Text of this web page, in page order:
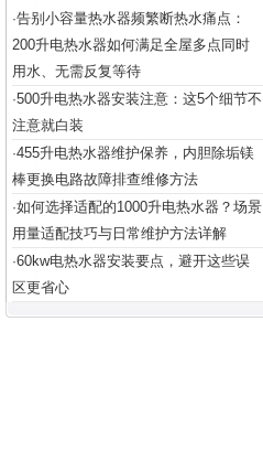
·告别小容量热水器频繁断热水痛点：
200升电热水器如何满足全屋多点同时
用水、无需反复等待
·500升电热水器安装注意：这5个细节不
注意就白装
·455升电热水器维护保养，内胆除垢镁
棒更换电路故障排查维修方法
·如何选择适配的1000升电热水器？场景
用量适配技巧与日常维护方法详解
·60kw电热水器安装要点，避开这些误
区更省心